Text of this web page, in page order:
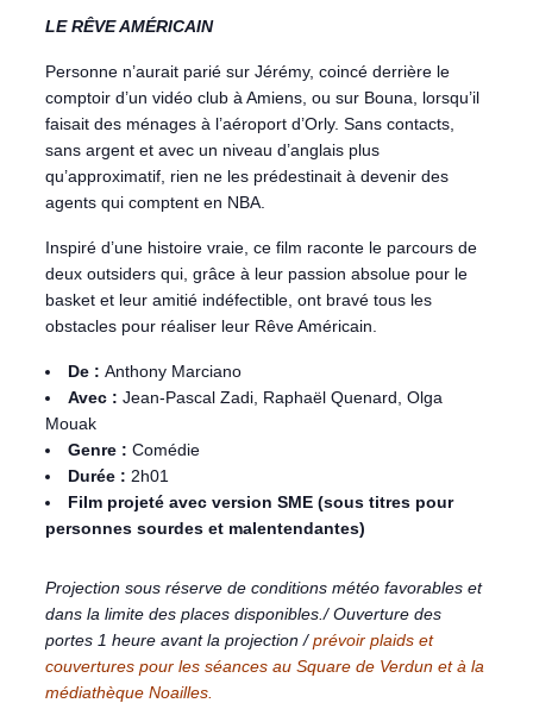
LE RÊVE AMÉRICAIN
Personne n’aurait parié sur Jérémy, coincé derrière le
comptoir d’un vidéo club à Amiens, ou sur Bouna, lorsqu’il
faisait des ménages à l’aéroport d’Orly. Sans contacts,
sans argent et avec un niveau d’anglais plus
qu’approximatif, rien ne les prédestinait à devenir des
agents qui comptent en NBA.
Inspiré d’une histoire vraie, ce film raconte le parcours de
deux outsiders qui, grâce à leur passion absolue pour le
basket et leur amitié indéfectible, ont bravé tous les
obstacles pour réaliser leur Rêve Américain.
De : Anthony Marciano
Avec : Jean-Pascal Zadi, Raphaël Quenard, Olga
Mouak
Genre : Comédie
Durée : 2h01
Film projeté avec version SME (sous titres pour
personnes sourdes et malentendantes)
Projection sous réserve de conditions météo favorables et
dans la limite des places disponibles./ Ouverture des
portes 1 heure avant la projection /prévoir plaids et
couvertures pour les séances au Square de Verdun et à la
médiathèque Noailles.